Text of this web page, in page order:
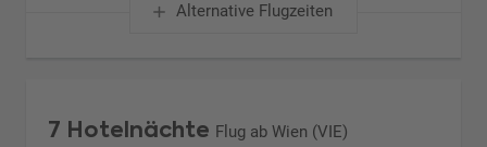
Alternative Flugzeiten
7 Hotelnächte Flug ab Wien (VIE)